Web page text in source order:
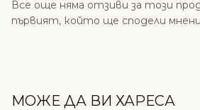
Все още няма отзиви за този
първият, който ще сподели
МОЖЕ ДА ВИ ХАРЕСА